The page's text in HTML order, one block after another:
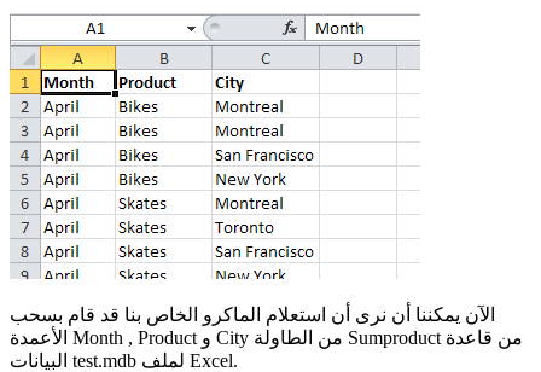
الآن يمكننا أن نرى أن استعلام الماكرو الخاص بنا قد قام بسحب
Month , Product City Sumproduct
test.mdb لملف Excel.